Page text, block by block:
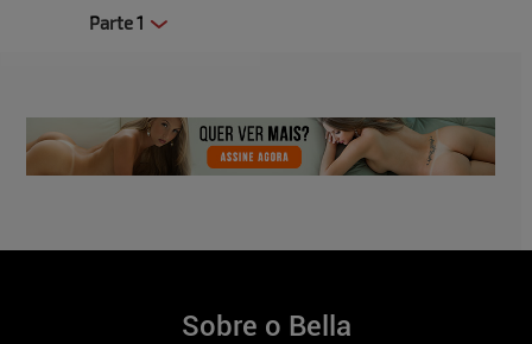
Parte 1
Sobre o Bella